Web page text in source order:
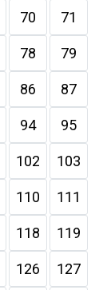
70 71
78 79
86 87
94 95
102 103
110 111
118 119
126 127